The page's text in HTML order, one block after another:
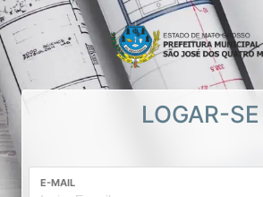
LOGAR-SE
E-MAIL